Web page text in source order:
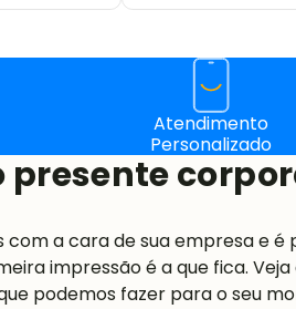
Atendimento
Personalizado
presente
a cara de sua empresa e é
impressão é a que fica.
podemos fazer para o seu